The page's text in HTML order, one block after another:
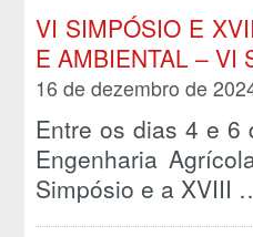
VI SIMPÓSIO E
E AMBIENTAL – VI
16 de dezembro de
Entre os dias 4 e 6
Engenharia
Simpósio e a XVIII